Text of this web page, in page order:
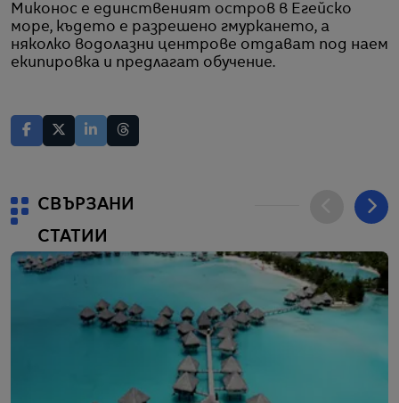
Миконос е единственият остров в Егейско
море, където е разрешено гмуркането, а
няколко водолазни центрове отдават под наем
екипировка и предлагат обучение.
СВЪРЗАНИ
СТАТИИ